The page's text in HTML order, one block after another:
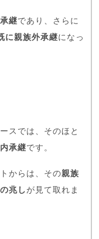
継であり、さらに
に親族外承継になっ
スでは、そのほと
承継です。
からは、その親族
兆し が見て取れま